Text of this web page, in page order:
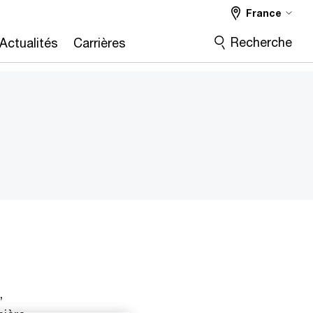
Actualités Carrières
France
Recherche